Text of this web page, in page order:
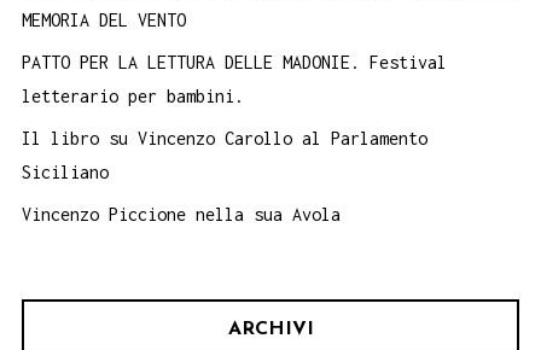
MEMORIA DEL VENTO
PATTO PER LA LETTURA DELLE MADONIE. Festival
letterario per bambini.
Il libro su Vincenzo Carollo al Parlamento
Siciliano
Vincenzo Piccione nella sua Avola
ARCHIVI